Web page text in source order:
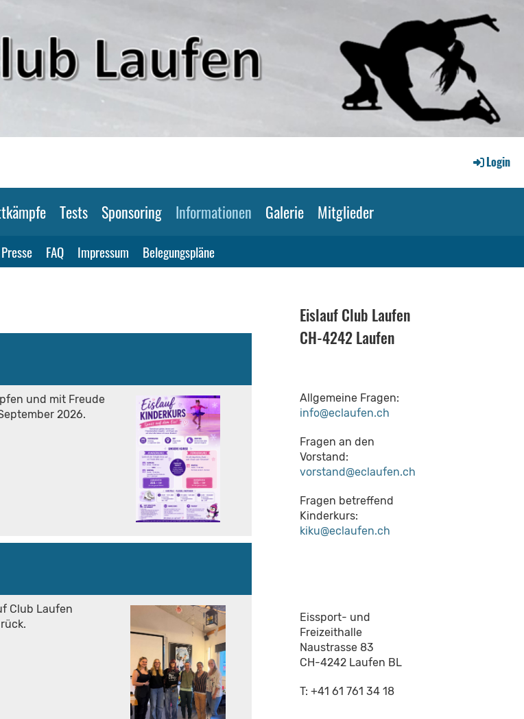
Login
Tests Sponsoring Informationen Galerie Mitglieder
Presse FAQ Impressum Belegungspläne
und mit Freude
2026.
Club Laufen
Eislauf Club Laufen
CH-4242 Laufen
Allgemeine Fragen:
info@eclaufen.ch
Fragen an den
Vorstand:
vorstand@eclaufen.ch
Fragen betreffend
Kinderkurs:
kiku@eclaufen.ch
Eissport- und
Freizeithalle
Naustrasse 83
CH-4242 Laufen BL
T: +41 61 761 34 18